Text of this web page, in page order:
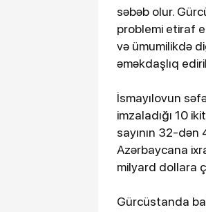
səbəb olur.
problemi etiraf
və ümumilikdə
əməkdaşlıq
İsmayılovun
imzaladığı 10
sayının 32-dən
Azərbaycana
milyard dollara
Gürcüstanda